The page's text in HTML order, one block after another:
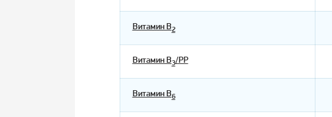
Витамин В2
Витамин В3/РР
Витамин В6